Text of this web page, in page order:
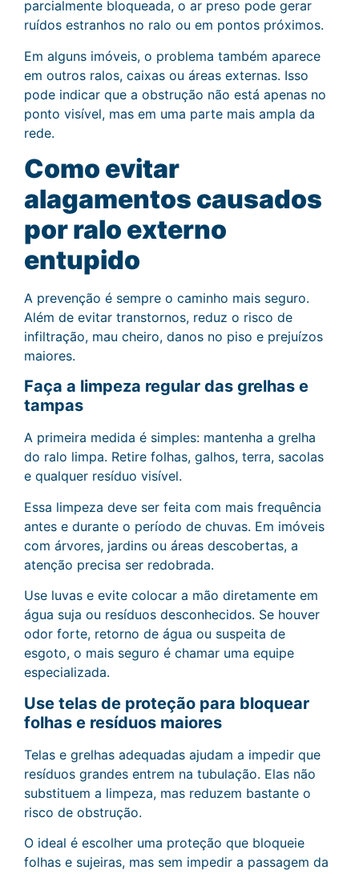
parcialmente bloqueada, o ar preso pode gerar
ruídos estranhos no ralo ou em pontos próximos.
Em alguns imóveis, o problema também aparece
em outros ralos, caixas ou áreas externas. Isso
pode indicar que a obstrução não está apenas no
ponto visível, mas em uma parte mais ampla da
rede.
Como evitar
alagamentos causados
por ralo externo
entupido
A prevenção é sempre o caminho mais seguro.
Além de evitar transtornos, reduz o risco de
infiltração, mau cheiro, danos no piso e prejuízos
maiores.
Faça a limpeza regular das grelhas e
tampas
A primeira medida é simples: mantenha a grelha
do ralo limpa. Retire folhas, galhos, terra, sacolas
e qualquer resíduo visível.
Essa limpeza deve ser feita com mais frequência
antes e durante o período de chuvas. Em imóveis
com árvores, jardins ou áreas descobertas, a
atenção precisa ser redobrada.
Use luvas e evite colocar a mão diretamente em
água suja ou resíduos desconhecidos. Se houver
odor forte, retorno de água ou suspeita de
esgoto, o mais seguro é chamar uma equipe
especializada.
Use telas de proteção para bloquear
folhas e resíduos maiores
Telas e grelhas adequadas ajudam a impedir que
resíduos grandes entrem na tubulação. Elas não
substituem a limpeza, mas reduzem bastante o
risco de obstrução.
O ideal é escolher uma proteção que bloqueie
folhas e sujeiras, mas sem impedir a passagem da